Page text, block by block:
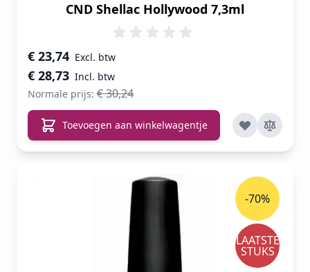
CND Shellac Hollywood 7,3ml
Speciale prijs
€ 28,73
€ 23,74
Normale prijs: € 30,24
Toevoegen aan winkelwagentje
-70%
LAATSTE
STUKS